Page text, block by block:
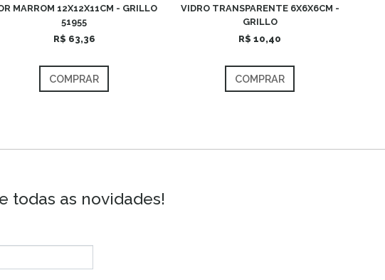
MARROM 12X12X11CM - GRILLO
51955
R$ 63,36
COMPRAR
VIDRO TRANSPARENTE 6X6X6CM -
GRILLO
R$ 10,40
COMPRAR
todas as novidades!